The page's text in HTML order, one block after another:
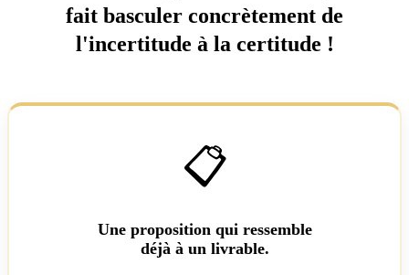
fait basculer concrètement de
l'incertitude à la certitude !
📋
Une proposition qui ressemble
déjà à un livrable.